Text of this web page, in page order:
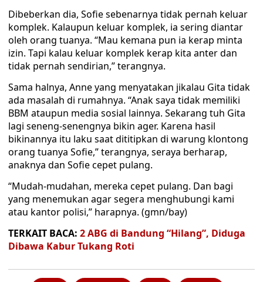
Dibeberkan dia, Sofie sebenarnya tidak pernah keluar
komplek. Kalaupun keluar komplek, ia sering diantar
oleh orang tuanya. “Mau kemana pun ia kerap minta
izin. Tapi kalau keluar komplek kerap kita anter dan
tidak pernah sendirian,” terangnya.
Sama halnya, Anne yang menyatakan jikalau Gita tidak
ada masalah di rumahnya. “Anak saya tidak memiliki
BBM ataupun media sosial lainnya. Sekarang tuh Gita
lagi seneng-senengnya bikin ager. Karena hasil
bikinannya itu laku saat dititipkan di warung klontong
orang tuanya Sofie,” terangnya, seraya berharap,
anaknya dan Sofie cepet pulang.
“Mudah-mudahan, mereka cepet pulang. Dan bagi
yang menemukan agar segera menghubungi kami
atau kantor polisi,” harapnya. (gmn/bay)
TERKAIT BACA: 2 ABG di Bandung “Hilang”, Diduga
Dibawa Kabur Tukang Roti